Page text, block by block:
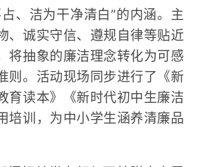
、洁为干净清白”的内涵。主
、诚实守信、遵规自律等贴近
将抽象的廉洁理念转化为可感
则。活动现场同步进行了《新
育读本》《新时代初中生廉洁
培训，为中小学生涵养清廉品